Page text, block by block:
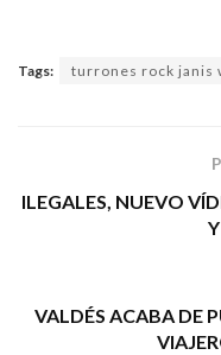
Tags: turrones rock janis
ILEGALES, NUEVO
VALDÉS ACABA DE